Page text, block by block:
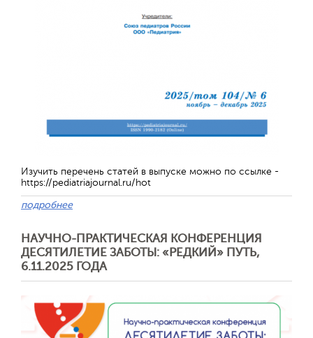
Изучить перечень статей в выпуске можно по ссылке -
https://pediatriajournal.ru/hot
подробнее
НАУЧНО-ПРАКТИЧЕСКАЯ КОНФЕРЕНЦИЯ
ДЕСЯТИЛЕТИЕ ЗАБОТЫ: «РЕДКИЙ» ПУТЬ,
6.11.2025 ГОДА
Отправить